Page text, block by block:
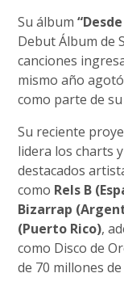
Su álbum
Debut Álbum de
canciones
mismo año
como parte de
Su reciente
lidera los charts
destacados
como Rels B
Bizarrap
(Puerto Rico),
como Disco de
de 70 millones